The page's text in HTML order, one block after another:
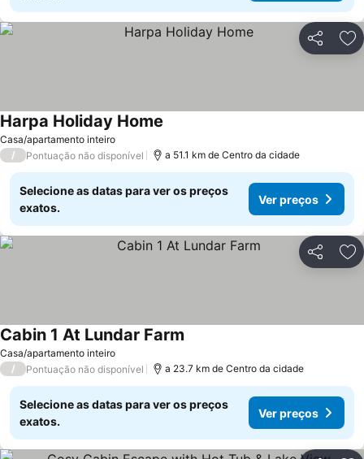
Partilhar
Casa/apartamento inteiro
Harpa Holiday Home
/ Pontuação não disponível a 51.1 km de Centro da cidade
Selecione as datas para ver os preços
exatos.
Ver preços
Partilhar
Casa/apartamento inteiro
Cabin 1 At Lundar Farm
/ Pontuação não disponível a 23.7 km de Centro da cidade
Selecione as datas para ver os preços
exatos.
Ver preços